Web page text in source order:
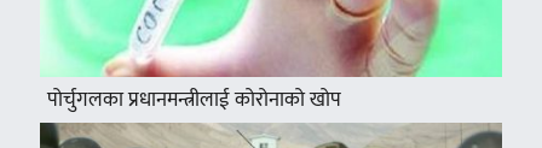
पोर्चुगलका प्रधानमन्त्रीलाई कोरोनाको खोप